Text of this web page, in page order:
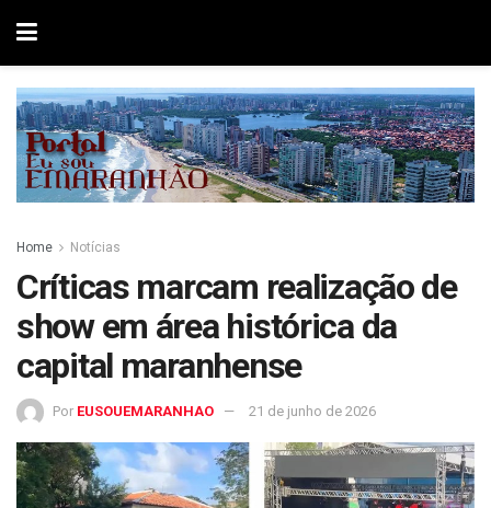
Home Notícias
Críticas marcam realização de
show em área histórica da
capital maranhense
Por EUSOUEMARANHAO 21 de junho de 2026